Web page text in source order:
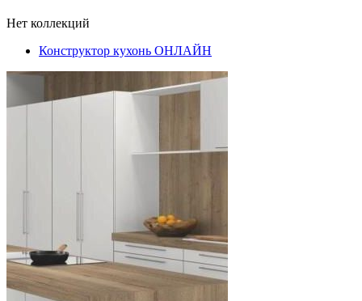
Нет коллекций
Конструктор кухонь ОНЛАЙН